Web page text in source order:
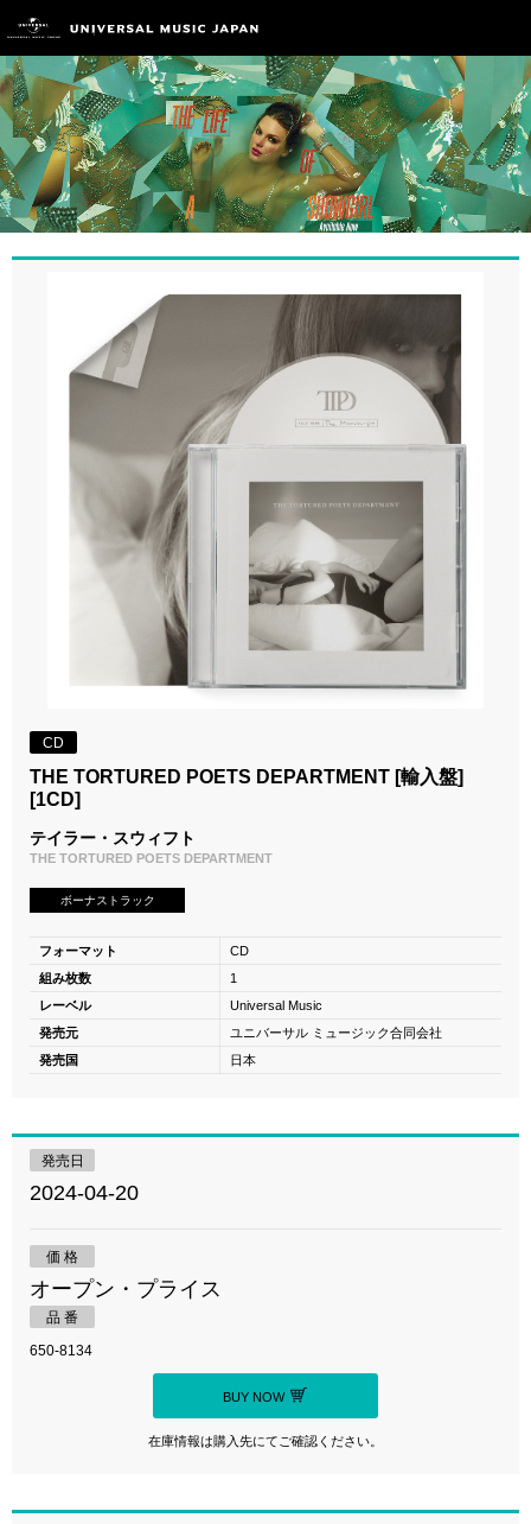
CD
THE TORTURED POETS DEPARTMENT [輸入盤]
[1CD]
テイラー・スウィフト
THE TORTURED POETS DEPARTMENT
ボーナストラック
フォーマット
CD
組み枚数
1
レーベル
Universal Music
発売元
ユニバーサル ミュージック合同会社
発売国
日本
発売日
2024-04-20
価 格
オープン・プライス
品 番
650-8134
BUY NOW
在庫情報は購入先にてご確認ください。